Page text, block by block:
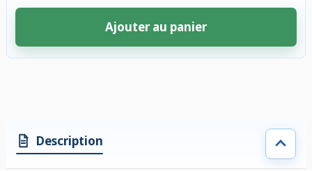
Ajouter au panier
Description